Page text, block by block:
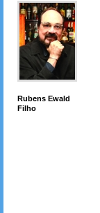
Rubens Ewald
Filho